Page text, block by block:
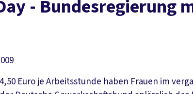
- Bundesregierung
Euro je Arbeitsstunde haben Frauen im